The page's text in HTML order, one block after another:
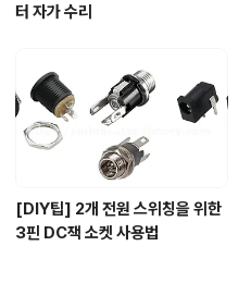
터 자가 수리
[DIY팁] 2개 전원 스위칭을 위한
3핀 DC잭 소켓 사용법